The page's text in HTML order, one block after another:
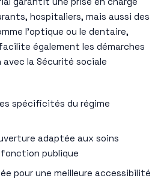
hospitaliers, mais aussi des
l’optique ou le dentaire,
également les démarches
la Sécurité sociale
spécificités du régime
adaptée aux soins
publique
pour une meilleure accessibilité